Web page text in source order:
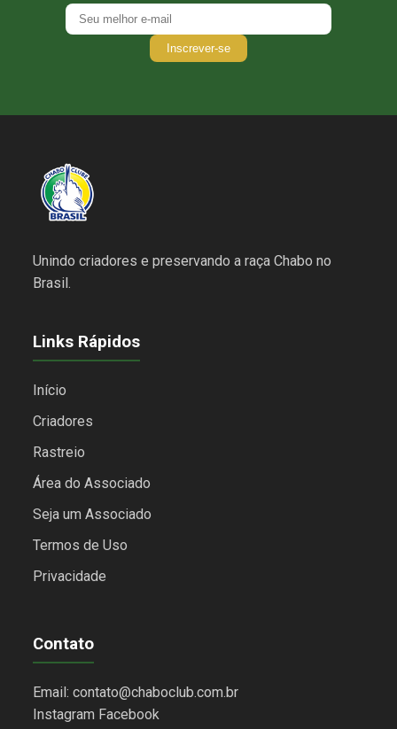
Inscrever-se
Unindo criadores e preservando a raça Chabo no
Brasil.
Links Rápidos
Início
Criadores
Rastreio
Área do Associado
Seja um Associado
Termos de Uso
Privacidade
Contato
Email: contato@chaboclub.com.br
Instagram Facebook